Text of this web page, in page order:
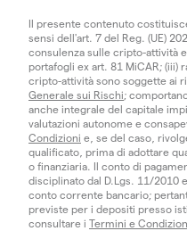
Il presente contenuto
sensi dell'art. 7 del Reg. (UE)
consulenza sulle cripto-attività
portafogli ex art. 81 MiCAR; (iii)
cripto-attività sono soggette ai
Generale sui Rischi;
anche integrale del capitale
valutazioni autonome e
Condizioni e, se del caso,
qualificato, prima di adottare
o finanziaria. Il conto di
disciplinato dal D.Lgs. 11/2010
conto corrente bancario;
previste per i depositi presso
consultare i Termini e